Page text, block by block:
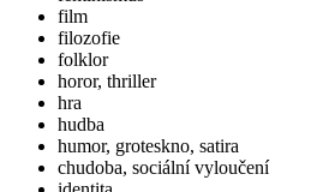
film
filozofie
folklor
horor, thriller
hra
hudba
humor, groteskno, satira
chudoba, sociální vyloučení